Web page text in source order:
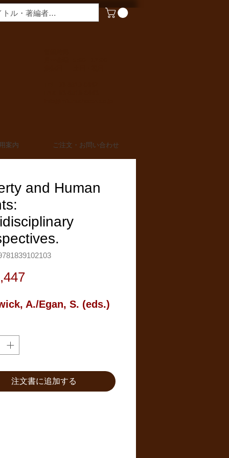
案内 ご注文・お問い合わせ
and Human
価
A./Egan, S. (eds.)
注文書に追加する